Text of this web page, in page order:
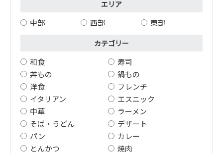
エリア
中部 西部 東部
カテゴリー
和食
寿司
丼もの
鍋もの
洋食
フレンチ
イタリアン
エスニック
中華
ラーメン
そば・うどん
デザート
パン
カレー
とんかつ
焼肉